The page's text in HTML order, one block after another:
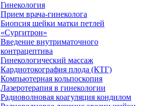
Гинекология
Прием врача-гинеколога
Биопсия шейки матки петлей
«Сургитрон»
Введение внутриматочного
контрацептива
Гинекологический массаж
Кардиотокография плода (КТГ)
Компьютерная кольпоскопия
Лазеротерапия в гинекологии
Радиоволновая коагуляция кондилом